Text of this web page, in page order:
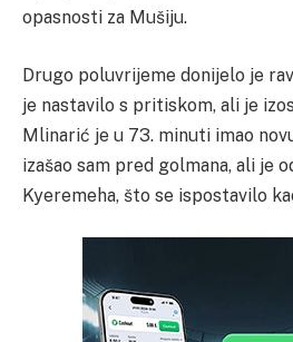
opasnosti za Mušiju.
Drugo poluvrijeme donijelo je
je nastavilo s pritiskom, ali je
Mlinarić je u 73. minuti imao
izašao sam pred golmana, ali je
Kyeremeha, što se ispostavilo